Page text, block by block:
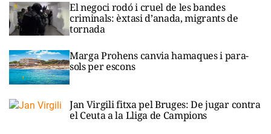
El negoci rodó i cruel de les bandes
criminals: èxtasi d’anada, migrants de
tornada
Marga Prohens canvia hamaques i para-
sols per escons
Jan Virgili fitxa pel Bruges: De jugar contra
el Ceuta a la Lliga de Campions